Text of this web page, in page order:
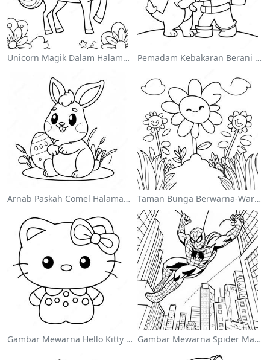
Unicorn Magik Dalam Halaman Mewarna Pelangi Pemadam Kebakaran Berani Menyelamatkan Kucing Mewarna
Arnab Paskah Comel Halaman Mewarna Taman Bunga Berwarna-Warni Halaman Mewarna
Gambar Mewarna Hello Kitty Comel Dengan Pita Gambar Mewarna Spider Man Melompat Melalui Bandar